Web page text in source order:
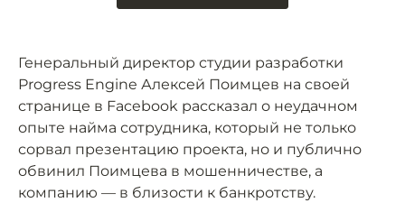
Генеральный директор студии разработки
Progress Engine Алексей Поимцев на своей
странице в Facebook рассказал о неудачном
опыте найма сотрудника, который не только
сорвал презентацию проекта, но и публично
обвинил Поимцева в мошенничестве, а
компанию — в близости к банкротству.